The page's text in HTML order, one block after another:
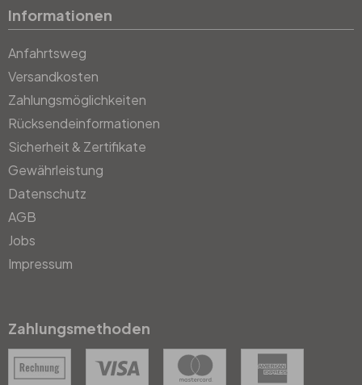
Informationen
Anfahrtsweg
Versandkosten
Zahlungsmöglichkeiten
Rücksendeinformationen
Sicherheit & Zertifikate
Gewährleistung
Datenschutz
AGB
Jobs
Impressum
Zahlungsmethoden